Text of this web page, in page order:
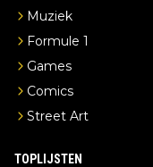
Muziek
Formule 1
Games
Comics
Street Art
TOPLIJSTEN